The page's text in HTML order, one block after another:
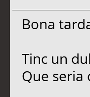
Bona
Tinc un
Que seria